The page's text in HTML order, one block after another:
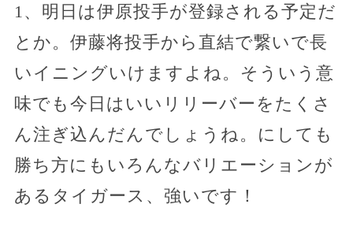
1、明日は伊原投手が登録される予定だ
とか。伊藤将投手から直結で繋いで長
いイニングいけますよね。そういう意
味でも今日はいいリリーバーをたくさ
ん注ぎ込んだんでしょうね。にしても
勝ち方にもいろんなバリエーションが
あるタイガース、強いです！